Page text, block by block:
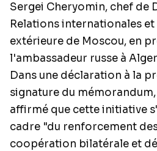
Sergei Cheryomin, chef de
Relations internationales
extérieure de Moscou, en
l'ambassadeur russe à
Dans une déclaration à la
signature du
affirmé que cette initiative
cadre "du renforcement
coopération bilatérale et